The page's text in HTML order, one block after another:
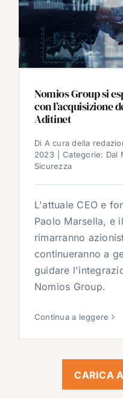
Nomios Group si
con l’acquisizione
Aditinet
Di A cura della
2023
Categorie: Dal
Sicurezza
L'attuale CEO e
Paolo Marsella, e
rimarranno
continueranno a
guidare
Nomios Group.
Continua a leggere
CARICA